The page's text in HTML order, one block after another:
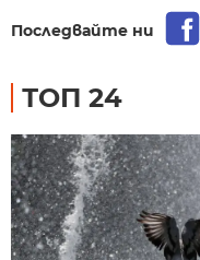
Последвайте ни
ТОП 24